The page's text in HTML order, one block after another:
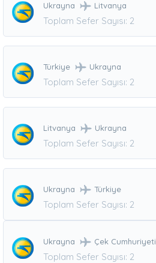
Ukrayna Litvanya
Toplam Sefer Sayısı: 2
Türkiye Ukrayna
Toplam Sefer Sayısı: 2
Litvanya Ukrayna
Toplam Sefer Sayısı: 2
Ukrayna Türkiye
Toplam Sefer Sayısı: 2
Ukrayna Çek Cumhuriyeti
Toplam Sefer Sayısı: 2